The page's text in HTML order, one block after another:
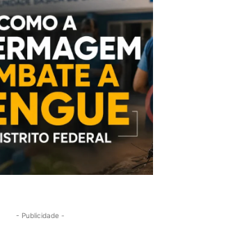
- Publicidade -